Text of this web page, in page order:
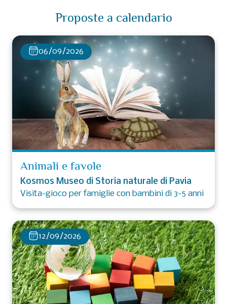
Proposte a calendario
06/09/2026
Animali e favole
Kosmos Museo di Storia naturale di Pavia
Visita-gioco per famiglie con bambini di 3-5 anni
12/09/2026